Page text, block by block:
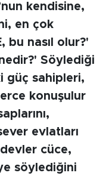
kendisine,
en çok
bu nasıl olur?'
Söylediği
güç sahipleri,
konuşulur
evlatları
cüce,
söylediğini